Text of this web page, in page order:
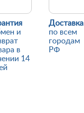
и
в
14
Доставка
по всем
городам
РФ